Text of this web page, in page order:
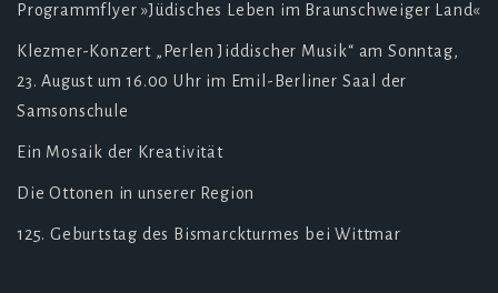
Programmflyer »Jüdisches Leben im Braunschweiger Land«
Klezmer-Konzert „Perlen Jiddischer Musik“ am Sonntag,
23. August um 16.00 Uhr im Emil-Berliner Saal der
Samsonschule
Ein Mosaik der Kreativität
Die Ottonen in unserer Region
125. Geburtstag des Bismarckturmes bei Wittmar